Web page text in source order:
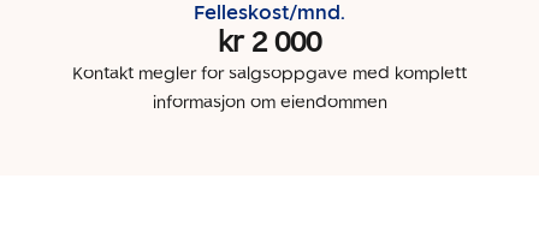
Felleskost/mnd.
kr 2 000
Kontakt megler for salgsoppgave med komplett
informasjon om eiendommen